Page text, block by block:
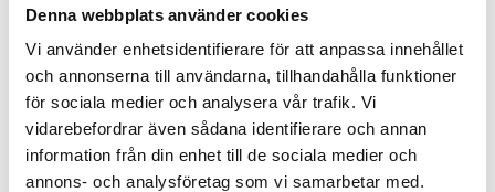
Denna webbplats använder cookies
Vi använder enhetsidentifierare för att anpassa innehållet
och annonserna till användarna, tillhandahålla funktioner
för sociala medier och analysera vår trafik. Vi
vidarebefordrar även sådana identifierare och annan
information från din enhet till de sociala medier och
annons- och analysföretag som vi samarbetar med.
Verktyg Maskiner Förbrukningsvaror
Lås & beslag
Välkommen till
Proffsbutiken
Jag handlar som:
Företag Privat